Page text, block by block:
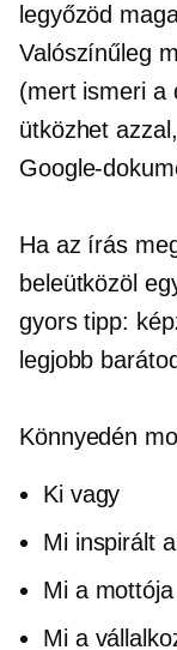
legyőzöd
Valószínűleg
(mert ismeri a
ütközhet
Google-
Ha az írás
beleütközöl
gyors tipp:
legjobb
Könnyedén
Ki vagy
Mi inspirált
Mi a mottója
Mi a